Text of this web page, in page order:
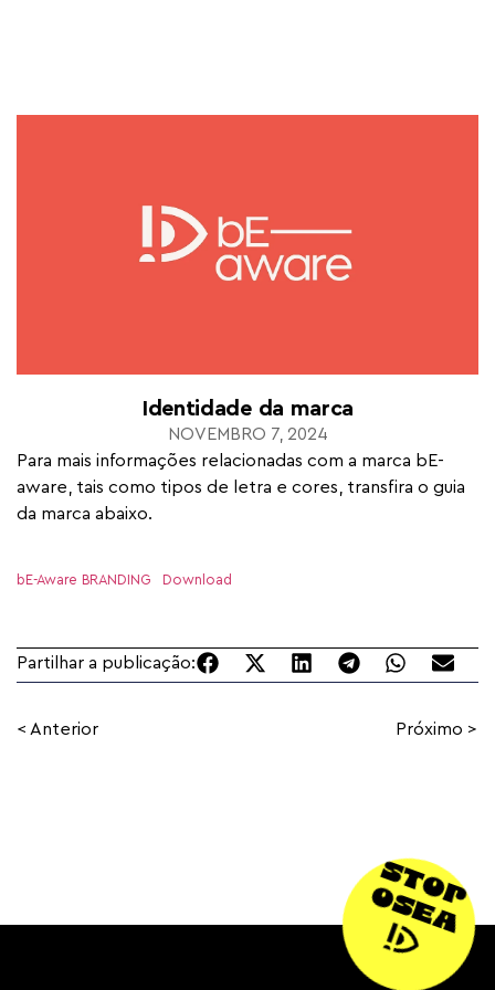
Identidade da marca
NOVEMBRO 7, 2024
Para mais informações relacionadas com a marca bE-
aware, tais como tipos de letra e cores, transfira o guia
da marca abaixo.
bE-Aware BRANDING Download
Partilhar a publicação:
< Anterior Próximo >
STOP
OSEA